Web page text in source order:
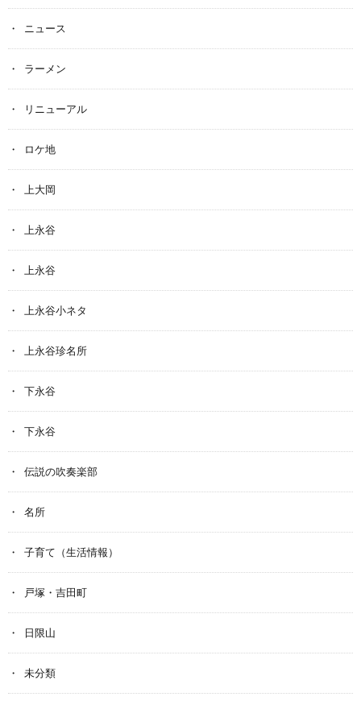
ニュース
ラーメン
リニューアル
ロケ地
上大岡
上永谷
上永谷
上永谷小ネタ
上永谷珍名所
下永谷
下永谷
伝説の吹奏楽部
名所
子育て（生活情報）
戸塚・吉田町
日限山
未分類